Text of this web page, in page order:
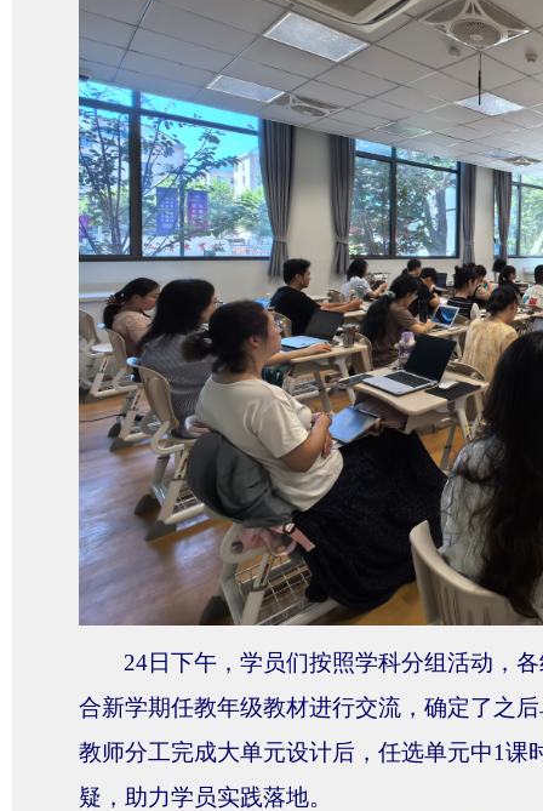
24日下午，学员们按照学科分组活动，
合新学期任教年级教材进行交流，确定了之
教师分工完成大单元设计后，任选单元中1
疑，助力学员实践落地。